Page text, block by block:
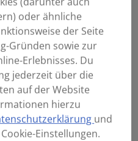
oder ähnliche
der Seite
Gründen sowie zur
Erlebnisses. Du
jederzeit über die
auf der Website
hierzu
und
Einstellungen.